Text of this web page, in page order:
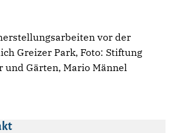
vor der
Greizer Park, Foto: Stiftung
und Gärten, Mario Männel